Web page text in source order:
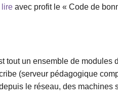
lireavec profit le « Code de
tout un ensemble de modules
(serveur pédagogique
le réseau, des machines